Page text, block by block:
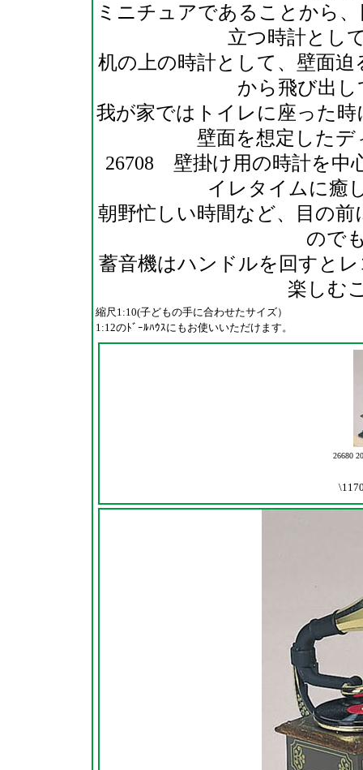
ミニチュアであることから
立つ時計とし
机の上の時計として、壁面
から飛び出
我が家ではトイレに座った
壁面を想定した
26708 壁掛け用の時計を中
イレタイムに癒
朝野忙しい時間など、目の
ので
蓄音機はハンドルを回すと
楽しむ
縮尺1:10(子どもの手に合わせたサイズ）
1:12のﾄﾞｰﾙﾊｳｽにもお使いいただけます。
26680